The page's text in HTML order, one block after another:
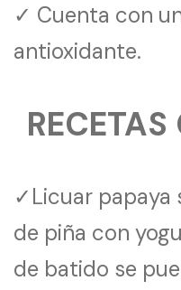
✓ Cuenta con
antioxidante.
✓Licuar papaya
de piña con
de batido se